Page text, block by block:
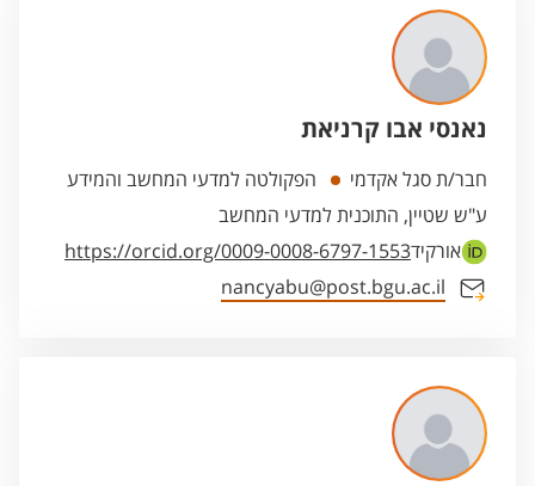
נאנסי אבו קרניאת
חבר/ת סגל אקדמי
הפקולטה למדעי המחשב והמידע
ע"ש שטיין, התוכנית למדעי המחשב
אורקידhttps://orcid.org/0009-0008-6797-1553
nancyabu@post.bgu.ac.il